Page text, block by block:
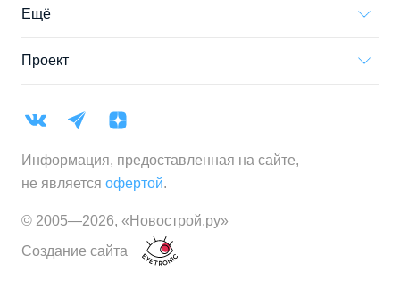
Ещё
Проект
Информация, предоставленная на сайте,
не является офертой.
© 2005—2026, «Новострой.ру»
Создание сайта